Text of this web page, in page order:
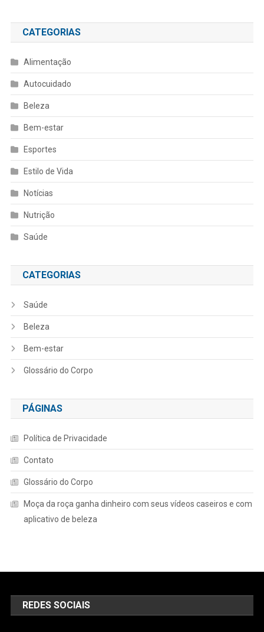
CATEGORIAS
Alimentação
Autocuidado
Beleza
Bem-estar
Esportes
Estilo de Vida
Notícias
Nutrição
Saúde
CATEGORIAS
Saúde
Beleza
Bem-estar
Glossário do Corpo
PÁGINAS
Política de Privacidade
Contato
Glossário do Corpo
Moça da roça ganha dinheiro com seus vídeos caseiros e com
aplicativo de beleza
REDES SOCIAIS